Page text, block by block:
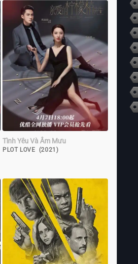
Tình Yêu Và Âm Mưu
PLOT LOVE (2021)